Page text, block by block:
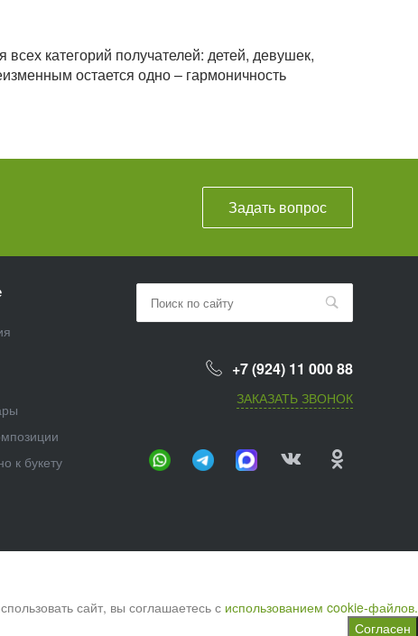
категорий получателей: детей, девушек,
остается одно – гармоничность
Задать вопрос
к букету
+7 (924) 11 000 88
ЗАКАЗАТЬ ЗВОНОК
сайт, вы соглашаетесь с использованием cookie-файлов.
Согласен